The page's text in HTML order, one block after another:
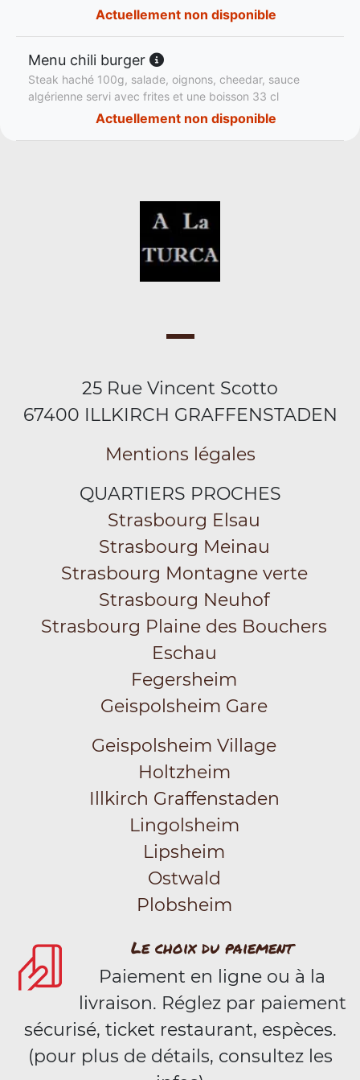
Actuellement non disponible
Menu chili burger
Steak haché 100g, salade, oignons, cheedar, sauce
algérienne servi avec frites et une boisson 33 cl
Actuellement non disponible
25 Rue Vincent Scotto
67400 ILLKIRCH GRAFFENSTADEN
Mentions légales
QUARTIERS PROCHES
Strasbourg Elsau
Strasbourg Meinau
Strasbourg Montagne verte
Strasbourg Neuhof
Strasbourg Plaine des Bouchers
Eschau
Fegersheim
Geispolsheim Gare
Geispolsheim Village
Holtzheim
Illkirch Graffenstaden
Lingolsheim
Lipsheim
Ostwald
Plobsheim
Le choix du paiement
Paiement en ligne ou à la
livraison. Réglez par paiement
sécurisé, ticket restaurant, espèces.
(pour plus de détails, consultez les